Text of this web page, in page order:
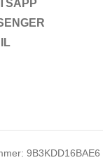
9B3KDD16BAE6